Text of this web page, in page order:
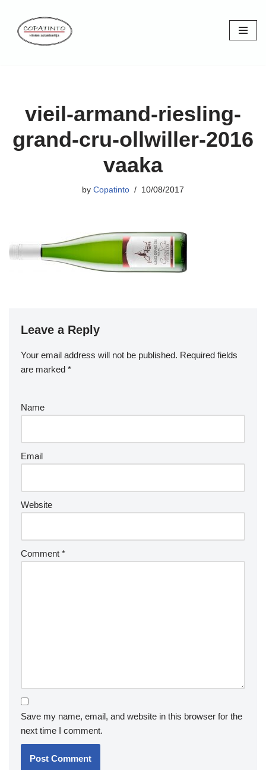
Skip
vieil-armand-riesling-
grand-cru-ollwiller-2016
vaaka
by Copatinto 10/08/2017
Leave a Reply
Your email address will not be published. Required fields
are marked *
Name
Email
Website
Comment *
Save my name, email, and website in this browser for the
next time I comment.